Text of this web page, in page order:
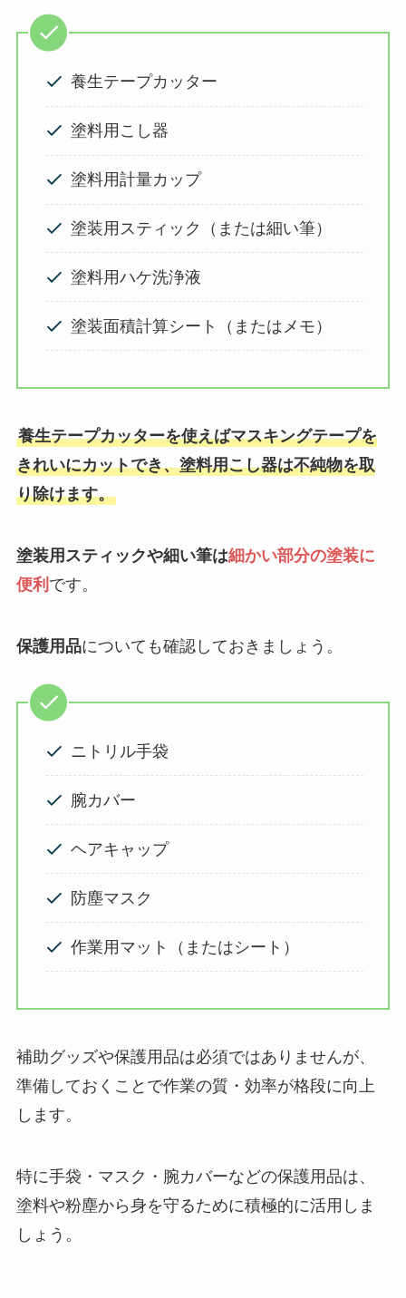
養生テープカッター
塗料用こし器
塗料用計量カップ
塗装用スティック（または細い筆）
塗料用ハケ洗浄液
塗装面積計算シート（またはメモ）
養生テープカッターを使えばマスキングテープを
きれいにカットでき、塗料用こし器は不純物を取
り除けます。
塗装用スティックや細い筆は細かい部分の塗装に
便利 です。
保護用品についても確認しておきましょう。
ニトリル手袋
腕カバー
ヘアキャップ
防塵マスク
作業用マット（またはシート）
補助グッズや保護用品は必須ではありませんが、
準備しておくことで作業の質・効率が格段に向上
します。
特に手袋・マスク・腕カバーなどの保護用品は、
塗料や粉塵から身を守るために積極的に活用しま
しょう。